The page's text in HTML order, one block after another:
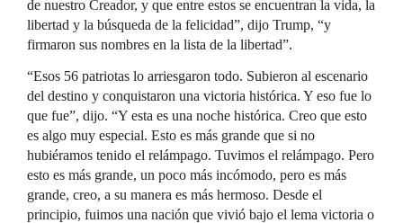
de nuestro Creador, y que entre estos se encuentran la vida, la
libertad y la búsqueda de la felicidad”, dijo Trump, “y
firmaron sus nombres en la lista de la libertad”.
“Esos 56 patriotas lo arriesgaron todo. Subieron al escenario
del destino y conquistaron una victoria histórica. Y eso fue lo
que fue”, dijo. “Y esta es una noche histórica. Creo que esto
es algo muy especial. Esto es más grande que si no
hubiéramos tenido el relámpago. Tuvimos el relámpago. Pero
esto es más grande, un poco más incómodo, pero es más
grande, creo, a su manera es más hermoso. Desde el
principio, fuimos una nación que vivió bajo el lema victoria o